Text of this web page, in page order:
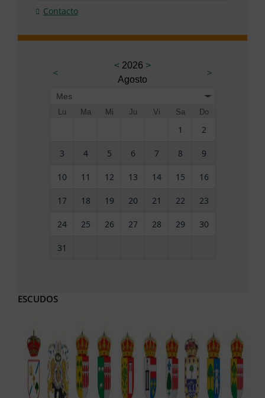
Contacto
<
< 2026 >
Agosto
>
Mes
Lu Ma Mi Ju Vi Sa Do
1 2
3 4 5 6 7 8 9
10 11 12 13 14 15 16
17 18 19 20 21 22 23
24 25 26 27 28 29 30
31
ESCUDOS